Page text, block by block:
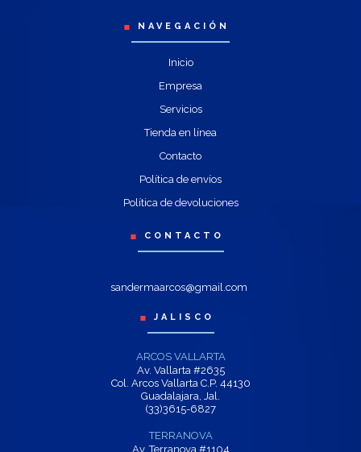
NAVEGACIÓN
Inicio
Empresa
Servicios
Tienda en línea
Contacto
Política de envíos
Política de devoluciones
CONTACTO
sandermaarcos@gmail.com
JALISCO
ARCOS VALLARTA
Av. Vallarta #2635
Col. Arcos Vallarta C.P. 44130
Guadalajara, Jal.
(33)3615-6827
TERRANOVA
Av. Terranova #1104